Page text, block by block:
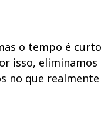
o tempo é curto
isso, eliminamos
no que realmente